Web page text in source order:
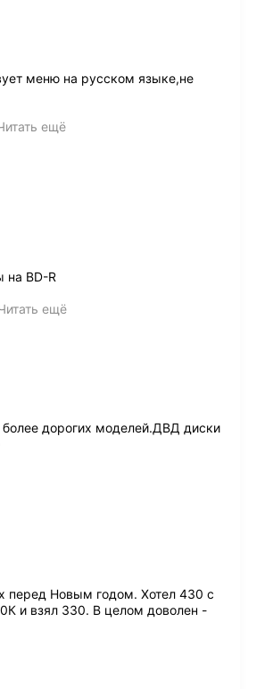
меню на русском языке,не
ещё
на BD-R
ещё
более дорогих моделей.ДВД диски
перед Новым годом. Хотел 430 с
и взял 330. В целом доволен -